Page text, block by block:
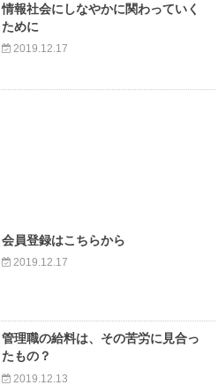
情報社会にしなやかに関わっていく
ために
2019.12.17
会員登録はこちらから
2019.12.17
管理職の給料は、その苦労に見合っ
たもの？
2019.12.13